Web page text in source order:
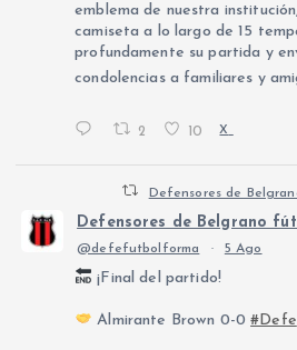
emblema de nuestra
camiseta a lo largo de 15
profundamente su partida y
condolencias a familiares y
2 10 X
Defensores de
Defensores de Belgrano
@defefutbolforma · 5 Ago
¡Final del partido!
Almirante Brown 0-0#Defe